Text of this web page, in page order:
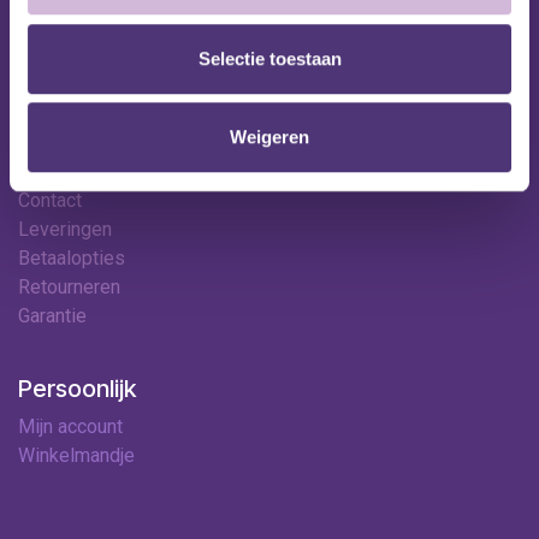
Selectie toestaan
Weigeren
Ledenkorting
Contact
Hulp & contact
Contact
Leveringen
Betaalopties
Retourneren
Garantie
Persoonlijk
Mijn account
Winkelmandje